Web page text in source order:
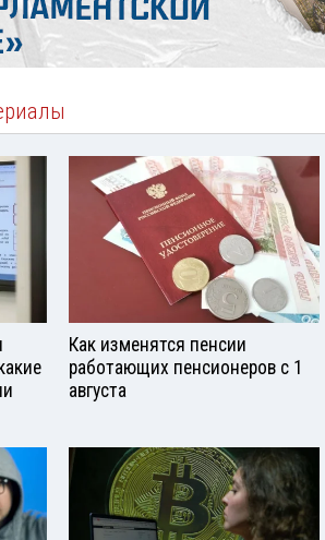
Как изменятся пенсии
работающих пенсионеров с 1
августа